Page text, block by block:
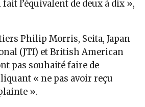
l’équivalent de deux à dix »,
Philip Morris, Seita, Japan
(JTI) et British American
pas souhaité faire de
« ne pas avoir reçu
».